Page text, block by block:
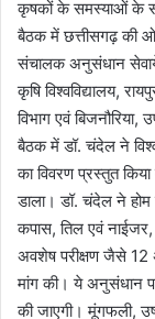
कृषकों के समस्याओं के
बैठक में छत्तीसगढ़ की
संचालक अनुसंधान सेवायें,
कृषि विश्वविद्यालय,
विभाग एवं
बैठक में डॉ. चंदेल ने
का विवरण प्रस्तुत
डाला। डॉ. चंदेल ने होम
कपास, तिल एवं
अवशेष परीक्षण जैसे 12
मांग की। ये अनुसंधान
की जाएगी। मूंगफली,